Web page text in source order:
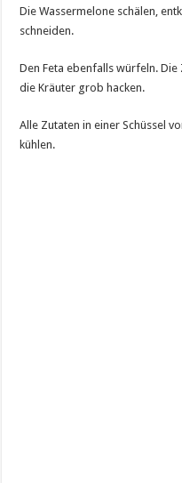
Die Wassermelone schälen,
schneiden.
Den Feta ebenfalls würfeln.
die Kräuter grob hacken.
Alle Zutaten in einer Schüssel
kühlen.